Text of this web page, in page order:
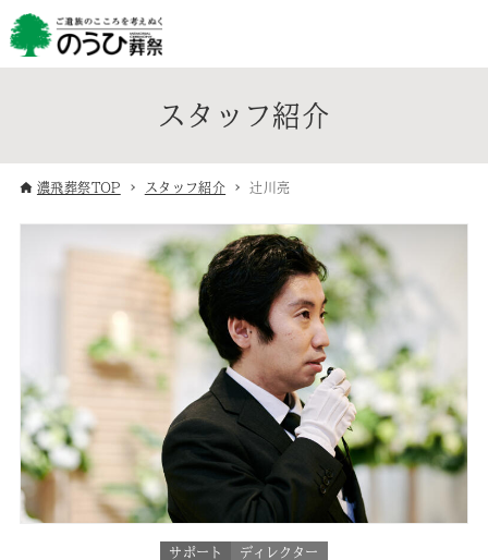
スタッフ紹介
濃飛葬祭TOP スタッフ紹介 辻川亮
サポート ディレクター